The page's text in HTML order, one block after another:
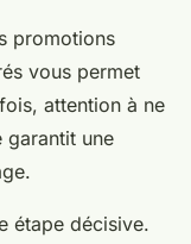
promotions
vous permet
attention à ne
garantit une
étape décisive.